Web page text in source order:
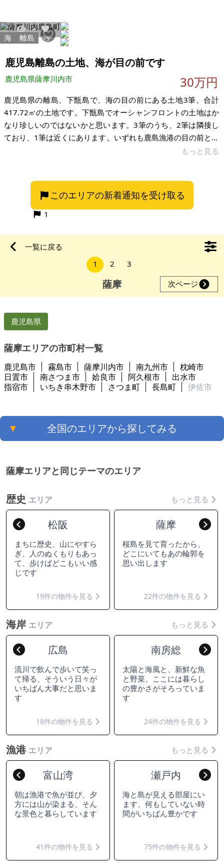
生えています。 【物件概要】※土地のみ案件です 場所:鹿児島県
日置市日吉町日置 土地:861㎡ 宅地 建物:なし 現況:整地済 希望
価格:290万円 ・前面道路 270号線 約
17465 95
海 離島
鹿児島離島の土地、海が目の前です
鹿児島県薩摩川内市 30万円
鹿児島県の離島、下甑島で、海の目の前にある土地3筆、合計
417.72㎡の土地です。下甑島でオーシャンフロントの土地はか
なり珍しいのではないかと思います。3筆のうち、2筆は隣接し
ており、1筆は近くにあります。いずれも鹿島漁港の目の前とな
ります。現状は更地となっています。インフラ関係は不明で
目の前でにある土地で希少性が高いかと思います。漁港にも近
島町 土地：417.72㎡ 建物： 構造： 現況：更地 希望価格：30
もっと見る
このエリアの新着通知を受け取る
1
一覧に戻る
1
2 3
薩摩 次ページ
鹿児島県
薩摩エリアの市町村一覧
鹿児島市 霧島市 薩摩川内市 南九州市
枕崎市
日置市
南さつま市 姶良市 阿久根市
出水市
指宿市
いちき串木野市 さつま町 長島町 伊佐市
▼ 全国のエリアから探してみる
薩摩エリアと同じテーマのエリア
歴史 エリア もっと見る
Previous松阪
まちに歴史、山にやすら
ぎ、人のぬくもりもあっ
て、歩けばどこもいい感
じです
19件の物件を見る
薩摩
桜島を見て育ったから、
どこにいてもあの輪郭を
思い出します
22件の物件を見る
海岸 エリア もっと見る
Previous広島
流川で飲んで歩いて笑っ
て帰る、そういう日々が
いちばん大事だと思いま
す
18件の物件を見る
南房総
太陽と海風と、新鮮な魚
と野菜、ここには暮らし
の豊かさがそろっていま
す
24件の物件を見る
漁港 エリア もっと見る
Previous富山湾
朝は漁港で魚が並び、夕
方には山が染まる、そん
な景色と暮らしています
41件の物件を見る
瀬戸内
海と島が見える部屋にい
ます、何もしていない時
間がいちばん豊かです
75件の物件を見る